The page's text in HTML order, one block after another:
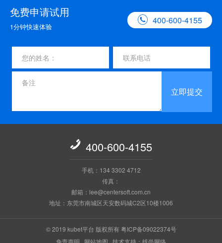
免费申请试用
1分钟快速体验
 400-600-4155
立即提交
 400-600-4155
手机：134 3302 4712
传真：
邮箱：lee@centersoft.com.cn
地址：东莞市南城区天安数码城C2区10楼1006
© 2019 kubet平台 版权所有粤ICP备09022374号
免责声明
网站地图 技术支持：线尚网络